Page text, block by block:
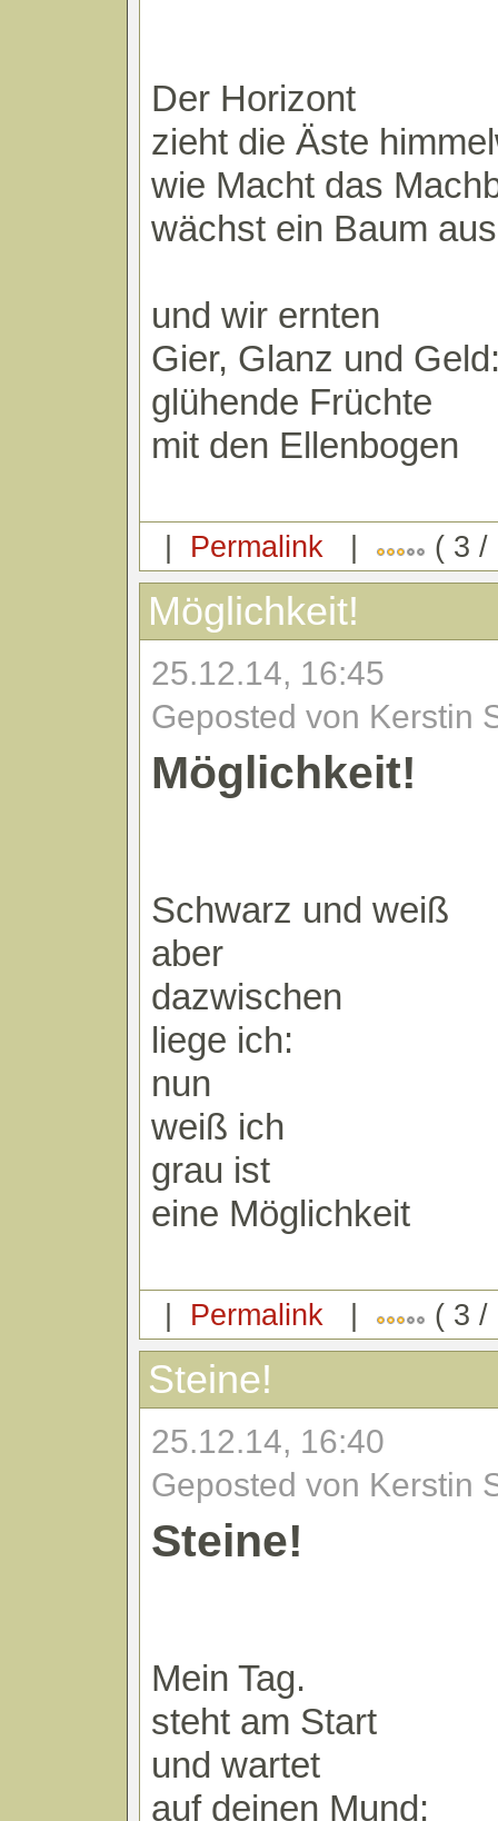
Der Horizont
zieht die Äste
wie Macht das
wächst ein Baum
und wir ernten
Gier, Glanz und
glühende Früchte
mit den Ellenbogen
| Permalink | ( 3 /
Möglichkeit!
25.12.14, 16:45
Geposted von Kerstin
Möglichkeit!
Schwarz und weiß
aber
dazwischen
liege ich:
nun
weiß ich
grau ist
eine Möglichkeit
| Permalink | ( 3 /
Steine!
25.12.14, 16:40
Geposted von Kerstin
Steine!
Mein Tag.
steht am Start
und wartet
auf deinen Mund: